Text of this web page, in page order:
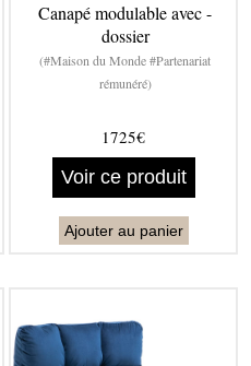
Canapé modulable avec -
dossier
(#Maison du Monde #Partenariat
rémunéré)
1725€
Voir ce produit
Ajouter au panier